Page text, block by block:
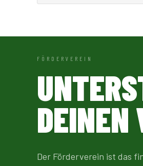
FÖRDERVEREIN
DEINEN
Der Förderverein ist das